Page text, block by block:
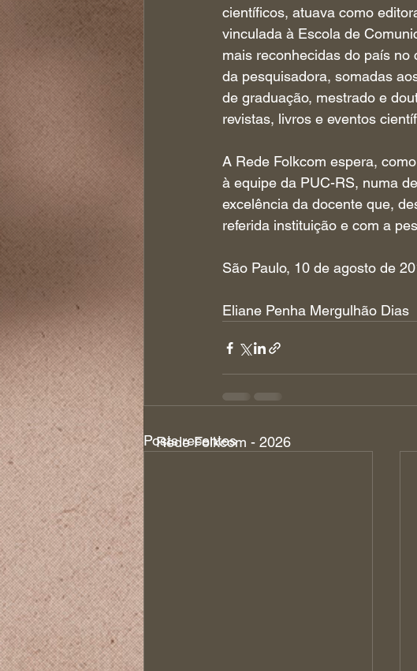
científicos, atuava como
vinculada à Escola de
mais reconhecidas do país
da pesquisadora, somadas
de graduação, mestrado e
revistas, livros e eventos
A Rede Folkcom espera,
à equipe da PUC-RS, numa
excelência da docente que,
referida instituição e com a
São Paulo, 10 de agosto de
Eliane Penha Mergulhão Dias
Posts recentes
Rede Folkcom - 2026